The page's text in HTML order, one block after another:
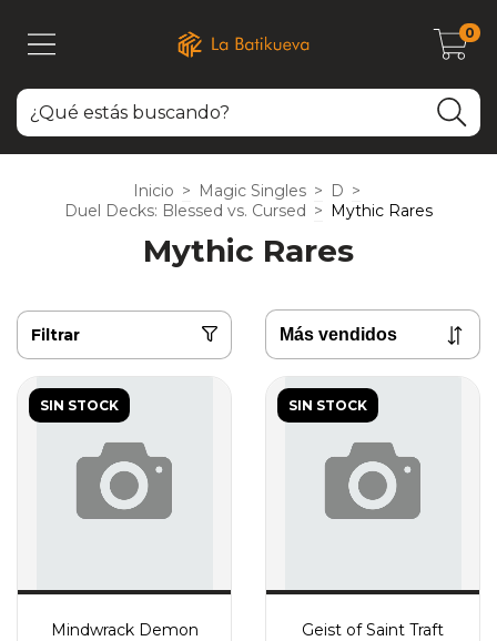
0
Inicio > Magic Singles > D >
Duel Decks: Blessed vs. Cursed > Mythic Rares
Mythic Rares
Filtrar
SIN STOCK
Mindwrack Demon
SIN STOCK
Geist of Saint Traft